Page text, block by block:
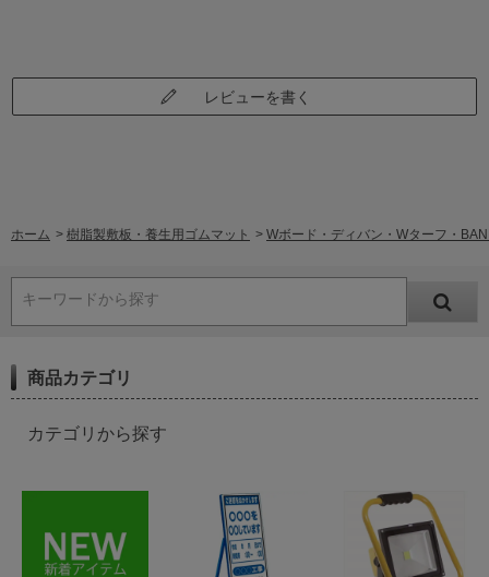
レビューを書く
ホーム > 樹脂製敷板・養生用ゴムマット > Wボード・ディバン・Wターフ・
キーワードから探す
商品カテゴリ
カテゴリから探す